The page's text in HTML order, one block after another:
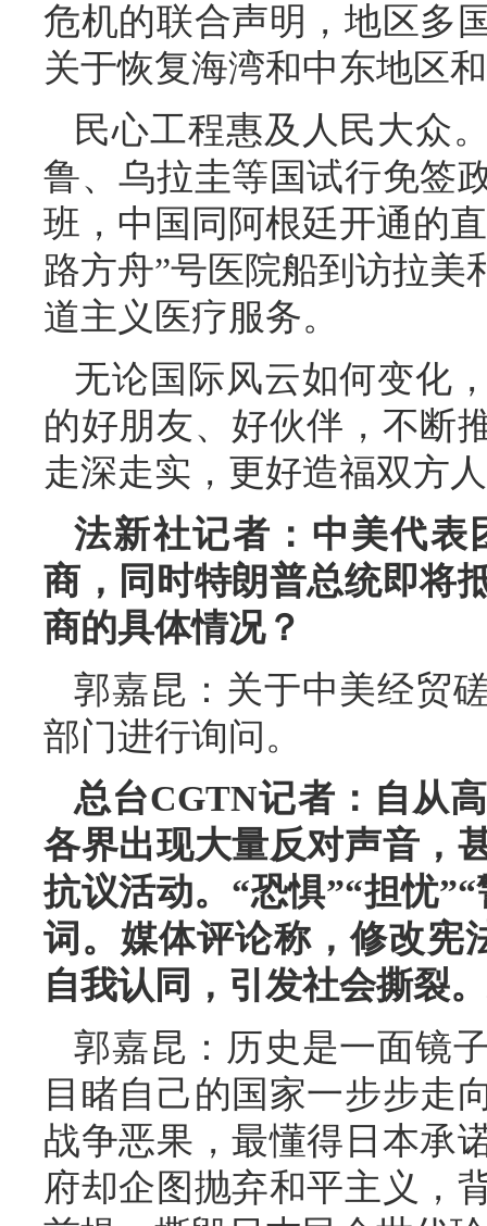
危机的联合声明，地区多
关于恢复海湾和中东地区
民心工程惠及人民大众
鲁、乌拉圭等国试行免签
班，中国同阿根廷开通的
路方舟”号医院船到访拉
道主义医疗服务。
无论国际风云如何变化
的好朋友、好伙伴，不断
走深走实，更好造福双方
法新社记者：中美代表
商，同时特朗普总统即将
商的具体情况？
郭嘉昆：关于中美经贸
部门进行询问。
总台CGTN记者：自从
各界出现大量反对声音，
抗议活动。“恐惧”“担忧
词。媒体评论称，修改宪
自我认同，引发社会撕裂
郭嘉昆：历史是一面镜
目睹自己的国家一步步走
战争恶果，最懂得日本承
府却企图抛弃和平主义，